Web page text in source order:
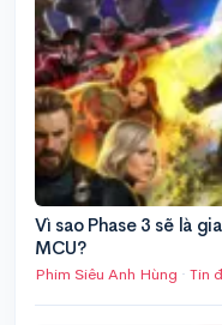
Vì sao Phase 3 sẽ là
MCU?
Phim Siêu Anh Hùng · Tin